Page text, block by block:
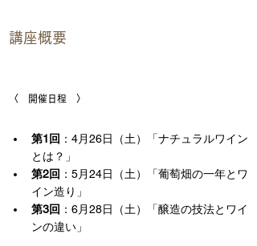
講座概要
〈　開催日程　〉
第1回 ：4月26日（土）「ナチュラルワイン
とは？」
第2回 ：5月24日（土）「葡萄畑の一年とワ
イン造り」
第3回 ：6月28日（土）「醸造の技法とワイ
ンの違い」